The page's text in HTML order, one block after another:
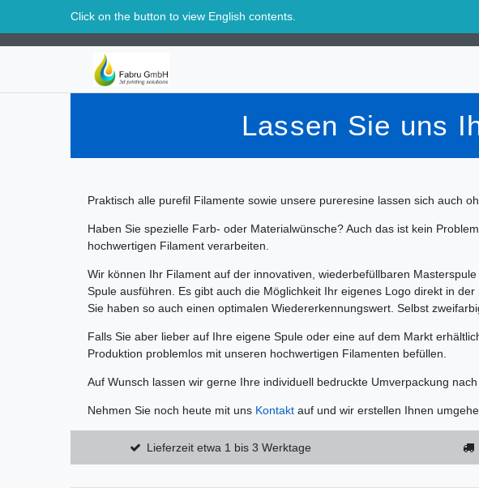
Click on the button to view English contents.
Schweiz
Lassen Sie uns
Praktisch alle purefil Filamente sowie unsere pureresine lassen sich auch
Haben Sie spezielle Farb- oder Materialwünsche? Auch das ist kein
hochwertigen Filament verarbeiten.
Wir können Ihr Filament auf der innovativen, wiederbefüllbaren
Spule ausführen. Es gibt auch die Möglichkeit Ihr eigenes Logo direkt in
Sie haben so auch einen optimalen Wiedererkennungswert. Selbst
Falls Sie aber lieber auf Ihre eigene Spule oder eine auf dem Markt
Produktion problemlos mit unseren hochwertigen Filamenten befüllen.
Auf Wunsch lassen wir gerne Ihre individuell bedruckte Umverpackung
Nehmen Sie noch heute mit uns Kontakt auf und wir erstellen Ihnen
Lieferzeit etwa 1 bis 3 Werktage